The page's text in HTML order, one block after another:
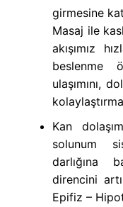
girmesine
Masaj ile
akışımız
beslenme
ulaşımını,
Kan
solunum
darlığına
direncini
Epifiz –